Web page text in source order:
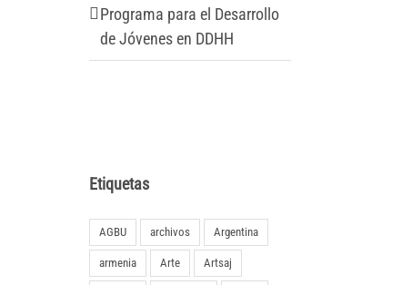
Programa para el Desarrollo
de Jóvenes en DDHH
Etiquetas
AGBU archivos Argentina
armenia Arte Artsaj